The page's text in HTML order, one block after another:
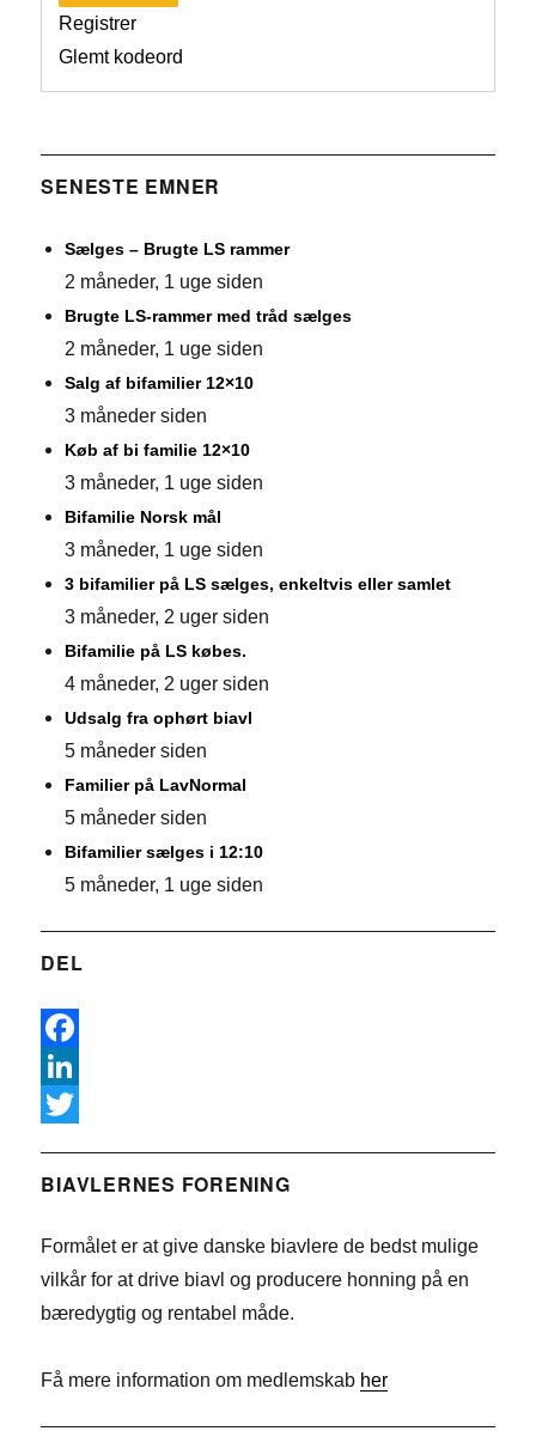
Registrer
Glemt kodeord
SENESTE EMNER
Sælges – Brugte LS rammer
2 måneder, 1 uge siden
Brugte LS-rammer med tråd sælges
2 måneder, 1 uge siden
Salg af bifamilier 12×10
3 måneder siden
Køb af bi familie 12×10
3 måneder, 1 uge siden
Bifamilie Norsk mål
3 måneder, 1 uge siden
3 bifamilier på LS sælges, enkeltvis eller samlet
3 måneder, 2 uger siden
Bifamilie på LS købes.
4 måneder, 2 uger siden
Udsalg fra ophørt biavl
5 måneder siden
Familier på LavNormal
5 måneder siden
Bifamilier sælges i 12:10
5 måneder, 1 uge siden
DEL
F
a
e
o
L
n
e
n
w
t
r
BIAVLERNES FORENING
Formålet er at give danske biavlere de bedst mulige
vilkår for at drive biavl og producere honning på en
bæredygtig og rentabel måde.
Få mere information om medlemskab her